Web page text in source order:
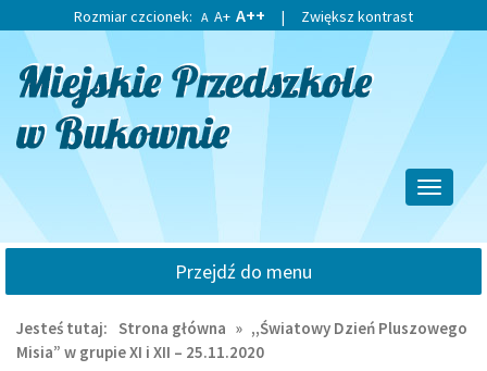
do
głównej
treści
do
wyszukiwarki
Rozmiar czcionek: A A+ A++ | Zwiększ kontrast
Przełącz
Przejdź do menu
Jesteś tutaj: Strona główna » ,,Światowy Dzień Pluszowego
Misia” w grupie XI i XII – 25.11.2020